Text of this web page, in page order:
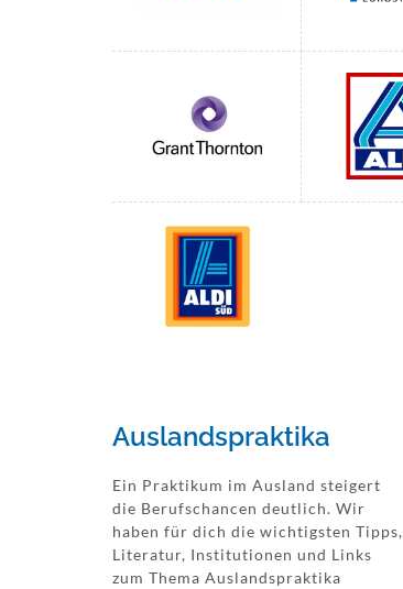
Auslandspraktika
Ein Praktikum im Ausland steigert
die Berufschancen deutlich. Wir
haben für dich die wichtigsten Tipps,
Literatur, Institutionen und Links
zum Thema Auslandspraktika